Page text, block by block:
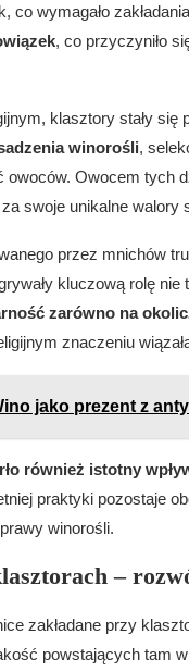
co wymagało
, co przyczyniło
klasztory stały
winorośli,
Owocem tych
swoje unikalne walory
przez mnichów
kluczową rolę
zarówno na
znaczeniu
jako prezent z
również istotny
praktyki pozostaje
winorośli.
–
zakładane przy
powstających tam